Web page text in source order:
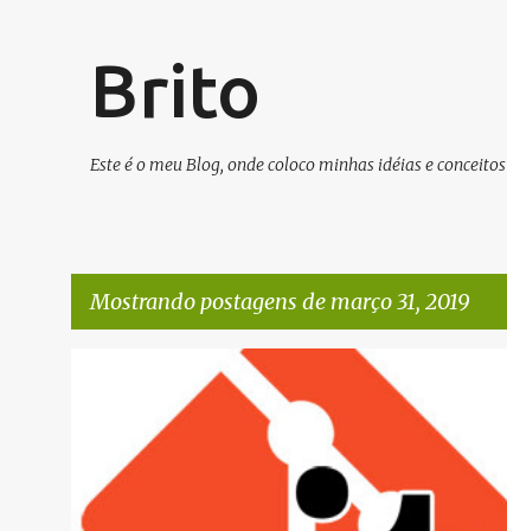
Brito
Este é o meu Blog, onde coloco minhas idéias e conceitos
Mostrando postagens de março 31, 2019
a